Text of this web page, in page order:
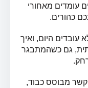
עומדים מאחורי
כהורים.
היום, ואיך
גם כשהמתבגר
קשר מבוסס כבוד,